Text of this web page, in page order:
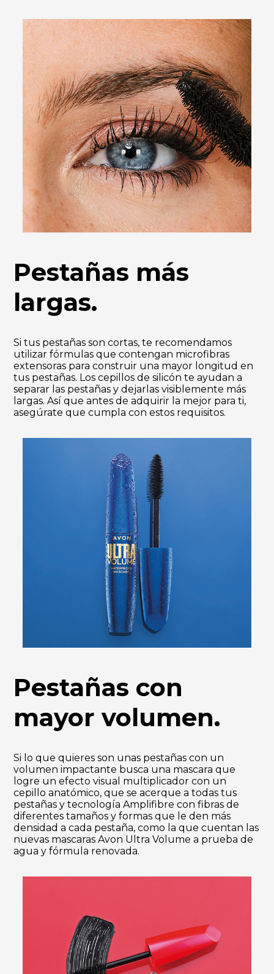
Pestañas más
largas.
Si tus pestañas son cortas, te recomendamos
utilizar fórmulas que contengan microfibras
extensoras para construir una mayor longitud en
tus pestañas. Los cepillos de silicón te ayudan a
separar las pestañas y dejarlas visiblemente más
largas. Así que antes de adquirir la mejor para ti,
asegúrate que cumpla con estos requisitos.
Pestañas con
mayor volumen.
Si lo que quieres son unas pestañas con un
volumen impactante busca una mascara que
logre un efecto visual multiplicador con un
cepillo anatómico, que se acerque a todas tus
pestañas y tecnología Amplifibre con fibras de
diferentes tamaños y formas que le den más
densidad a cada pestaña, como la que cuentan las
nuevas mascaras Avon Ultra Volume a prueba de
agua y fórmula renovada.